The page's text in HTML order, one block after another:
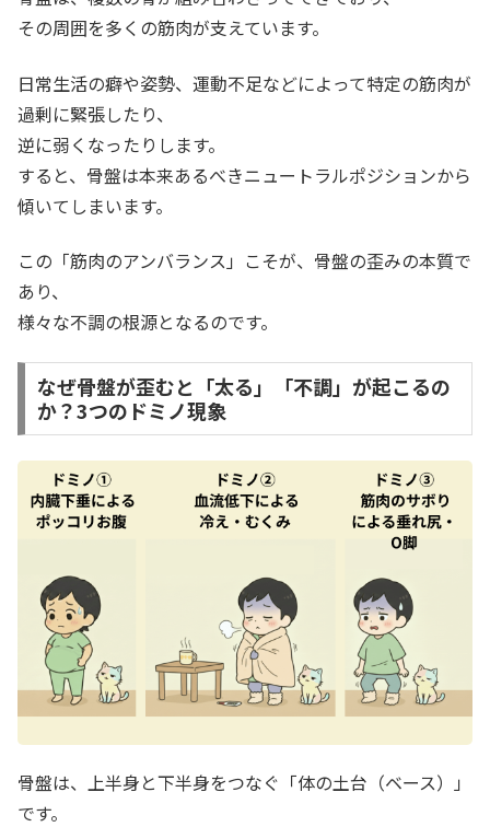
その周囲を多くの筋肉が支えています。
日常生活の癖や姿勢、運動不足などによって特定の筋肉が
過剰に緊張したり、
逆に弱くなったりします。
すると、骨盤は本来あるべきニュートラルポジションから
傾いてしまいます。
この「筋肉のアンバランス」こそが、骨盤の歪みの本質で
あり、
様々な不調の根源となるのです。
なぜ骨盤が歪むと「太る」「不調」が起こるの
か？3つのドミノ現象
骨盤は、上半身と下半身をつなぐ「体の土台（ベース）」
です。